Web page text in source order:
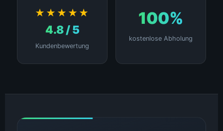
★★★★★
4.8 / 5
Kundenbewertung
100%
kostenlose Abholung